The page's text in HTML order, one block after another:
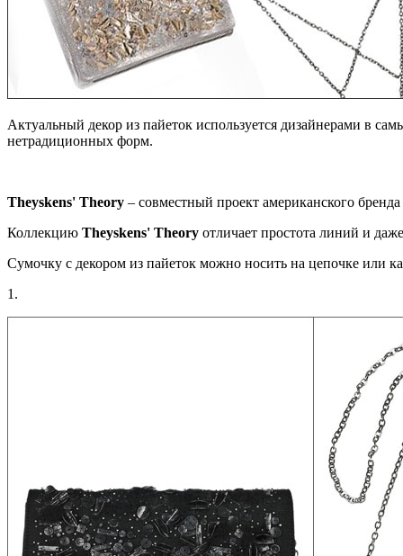
Актуальный декор из пайеток используется дизайнерами в
нетрадиционных форм.
Theyskens' Theory – совместный проект американского бренда
Коллекцию Theyskens' Theory отличает простота линий и
Сумочку с декором из пайеток можно носить на цепочке или
1.